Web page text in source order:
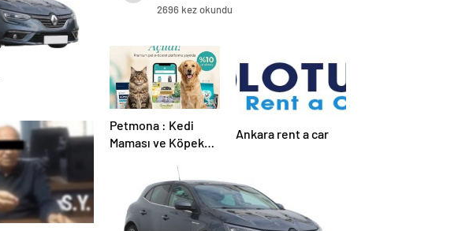
2696 kez okundu
Petmona : Kedi
Maması ve Köpek
Evcil Hayvan
Ürünleri
Ankara rent a car